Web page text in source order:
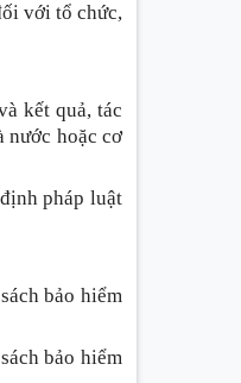
với tổ chức,
kết quả, tác
nước hoặc cơ
pháp luật
bảo hiểm
bảo hiểm